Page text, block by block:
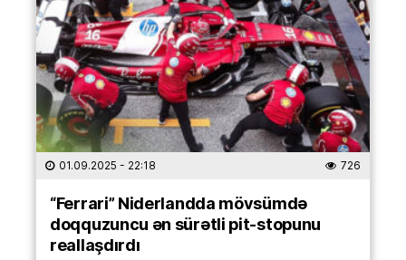
01.09.2025 - 22:18 726
“Ferrari” Niderlandda mövsümdə
doqquzuncu ən sürətli pit-stopunu
reallaşdırdı